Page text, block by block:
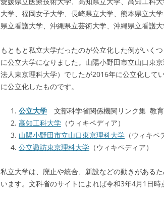
大学、福岡女子大学、長崎県立大学、熊本県立大
県立看護大学、沖縄県立芸術大学、沖縄県立看護大
もともと私立大学だったのが公立化した例がいく
に公立大学になりました。山陽小野田市立山口東
法人東京理科大学）でしたが2016年に公立化して
に公立化したものです。
公立大学 文部科学省関係機関リンク集 教育
高知工科大学 （ウィキペディア）
山陽小野田市立山口東京理科大学 （ウィキペ
公立諏訪東京理科大学 （ウィキペディア）
私立大学は、廃止や統合、新設などの動きがある
います。文科省のサイトによれば令和3年4月1日時